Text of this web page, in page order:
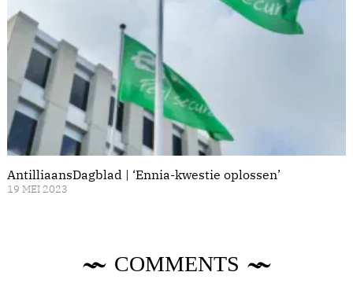
AntilliaansDagblad | ‘Ennia-kwestie oplossen’
19 MEI 2023
COMMENTS